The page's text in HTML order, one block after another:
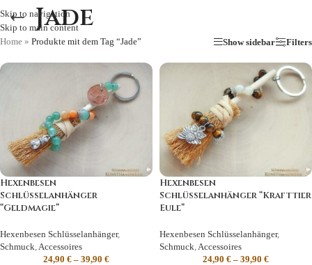
Skip to navigation
Skip to main content
Jade
Home » Produkte mit dem Tag “Jade” Show sidebar Filters
Hexenbesen
Schlüsselanhänger
“Geldmagie”
Hexenbesen Schlüsselanhänger,
Schmuck,Accessoires
24,90 € – 39,90 €
Hexenbesen
Schlüsselanhänger “Krafttier
Eule”
Hexenbesen Schlüsselanhänger,
Schmuck,Accessoires
24,90 € – 39,90 €